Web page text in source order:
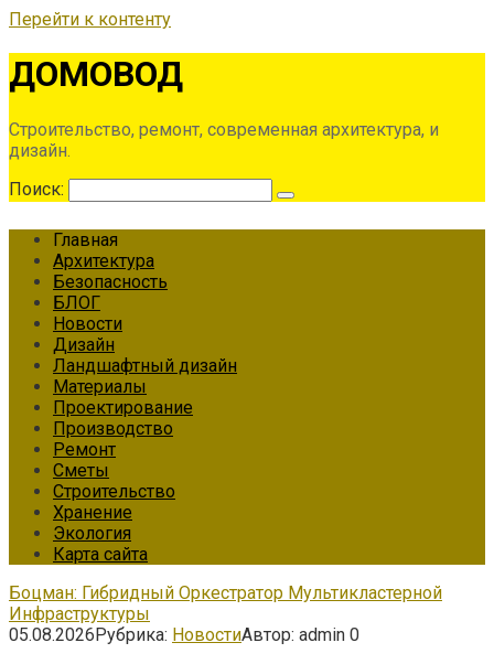
Перейти к контенту
ДОМОВОД
Строительство, ремонт, современная архитектура, и
дизайн.
Поиск:
Главная
Архитектура
Безопасность
БЛОГ
Новости
Дизайн
Ландшафтный дизайн
Материалы
Проектирование
Производство
Ремонт
Сметы
Строительство
Хранение
Экология
Карта сайта
Боцман: Гибридный Оркестратор Мультикластерной
Инфраструктуры
05.08.2026Рубрика: НовостиАвтор: admin 0